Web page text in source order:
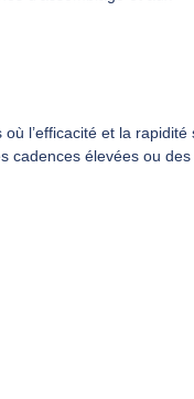
l’efficacité et la rapidité
cadences élevées ou des